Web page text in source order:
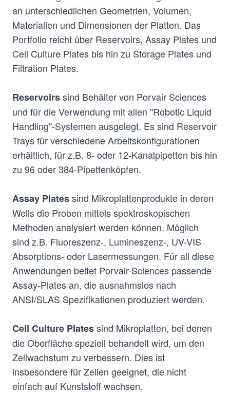
an unterschiedlichen Geometrien, Volumen,
Materialien und Dimensionen der Platten. Das
Portfolio reicht über Reservoirs, Assay Plates und
Cell Culture Plates bis hin zu Storage Plates und
Filtration Plates.
Reservoirssind Behälter von Porvair Sciences
und für die Verwendung mit allen "Robotic Liquid
Handling"-Systemen ausgelegt. Es sind Reservoir
Trays für verschiedene Arbeitskonfigurationen
erhältlich, für z.B. 8- oder 12-Kanalpipetten bis hin
zu 96 oder 384-Pipettenköpfen.
Assay Platessind Mikroplattenprodukte in deren
Wells die Proben mittels spektroskopischen
Methoden analysiert werden können. Möglich
sind z.B. Fluoreszenz-, Lumineszenz-, UV-VIS
Absorptions- oder Lasermessungen. Für all diese
Anwendungen beitet Porvair-Sciences passende
Assay-Plates an, die ausnahmslos nach
ANSI/SLAS Spezifikationen produziert werden.
Cell Culture Platessind Mikroplatten, bei denen
die Oberfläche speziell behandelt wird, um den
Zellwachstum zu verbessern. Dies ist
insbesondere für Zellen geeignet, die nicht
einfach auf Kunststoff wachsen.